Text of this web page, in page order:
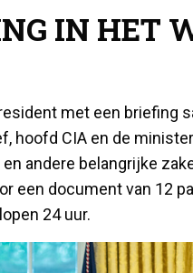
IN HET
met een briefing
hoofd CIA en de
andere belangrijke
een document van 12
24 uur.